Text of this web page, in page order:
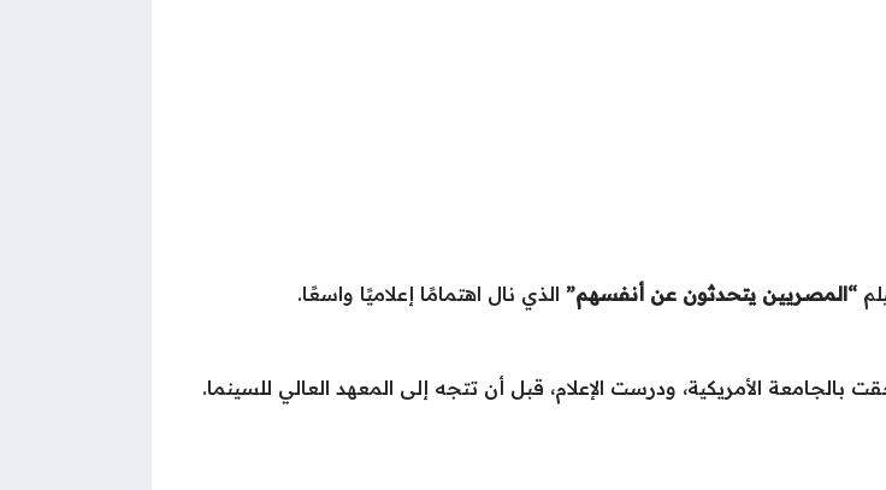
“المصريين يتحدثون عن أنفسهم” الذي نال اهتمامًا إعلاميًا واسعًا.
الأمريكية، ودرست الإعلام، قبل أن تتجه إلى المعهد العالي للسينما.